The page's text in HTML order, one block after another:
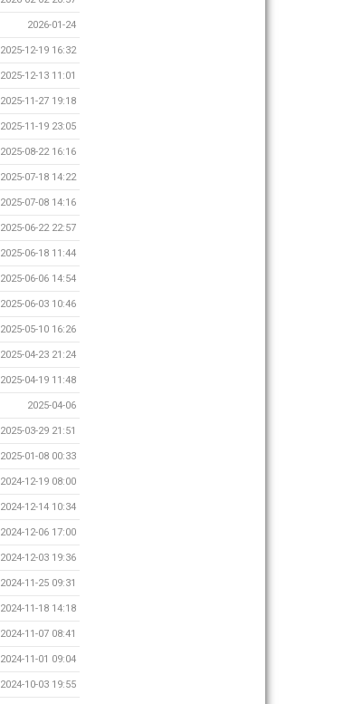
2026-01-24
2025-12-19 16:32
2025-12-13 11:01
2025-11-27 19:18
2025-11-19 23:05
2025-08-22 16:16
2025-07-18 14:22
2025-07-08 14:16
2025-06-22 22:57
2025-06-18 11:44
2025-06-06 14:54
2025-06-03 10:46
2025-05-10 16:26
2025-04-23 21:24
2025-04-19 11:48
2025-04-06
2025-03-29 21:51
2025-01-08 00:33
2024-12-19 08:00
2024-12-14 10:34
2024-12-06 17:00
2024-12-03 19:36
2024-11-25 09:31
2024-11-18 14:18
2024-11-07 08:41
2024-11-01 09:04
2024-10-03 19:55